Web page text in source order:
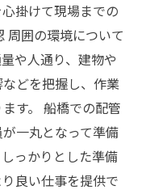
掛けて現場までの
周囲の環境について
や人通り、建物や
どを把握し、作業
す。 船橋での配管
一丸となって準備
っかりとした準備
良い仕事を提供で